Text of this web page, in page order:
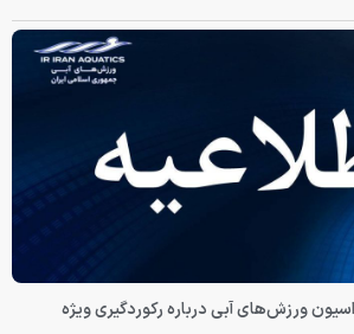
ورزش‌های آبی درباره رکوردگیری ویژه